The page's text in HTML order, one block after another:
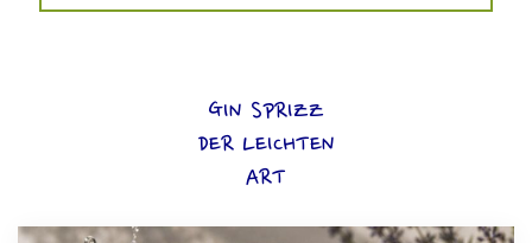
GIN SPRIZZ
DER LEICHTEN
ART